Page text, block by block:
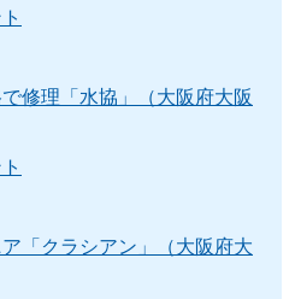
修理「水協」（大阪府大阪
「クラシアン」（大阪府大